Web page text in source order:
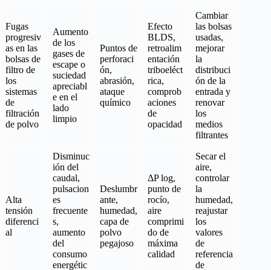
Fugas
progresiv
as en las
bolsas de
filtro de
los
sistemas
de
filtración
de polvo
Aumento
de los
gases de
escape o
suciedad
apreciabl
e en el
lado
limpio
Puntos de
perforaci
ón,
abrasión,
ataque
químico
Efecto
BLDS,
retroalim
entación
triboeléct
rica,
comprob
aciones
de
opacidad
Cambiar
las bolsas
usadas,
mejorar
la
distribuci
ón de la
entrada y
renovar
los
medios
filtrantes
Alta
tensión
diferenci
al
Disminuc
ión del
caudal,
pulsacion
es
frecuente
s,
aumento
del
consumo
energétic
Deslumbr
ante,
humedad,
capa de
polvo
pegajoso
ΔP log,
punto de
rocío,
aire
comprimi
do de
máxima
calidad
Secar el
aire,
controlar
la
humedad,
reajustar
los
valores
de
referencia
de